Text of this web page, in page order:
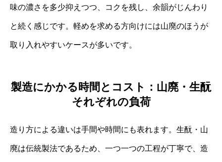
味の濃さを多少抑えつつ、コクを残し、余韻がじんわり
と続く感じです。軽めを求める方向けには山廃のほうが
取り入れやすいケースが多いです。
製造にかかる時間とコスト：山廃・生酛
それぞれの負荷
造り方による違いは手間や時間にも表れます。生酛・山
廃は伝統製法であるため、一つ一つの工程が丁寧で、造